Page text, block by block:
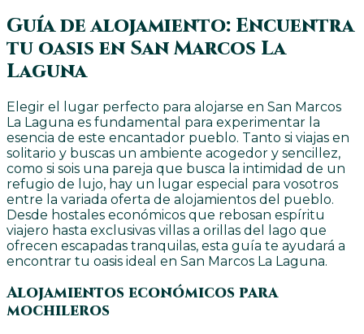
Guía de alojamiento: Encuentra
tu oasis en San Marcos La
Laguna
Elegir el lugar perfecto para alojarse en San Marcos
La Laguna es fundamental para experimentar la
esencia de este encantador pueblo. Tanto si viajas en
solitario y buscas un ambiente acogedor y sencillez,
como si sois una pareja que busca la intimidad de un
refugio de lujo, hay un lugar especial para vosotros
entre la variada oferta de alojamientos del pueblo.
Desde hostales económicos que rebosan espíritu
viajero hasta exclusivas villas a orillas del lago que
ofrecen escapadas tranquilas, esta guía te ayudará a
encontrar tu oasis ideal en San Marcos La Laguna.
Alojamientos económicos para
mochileros